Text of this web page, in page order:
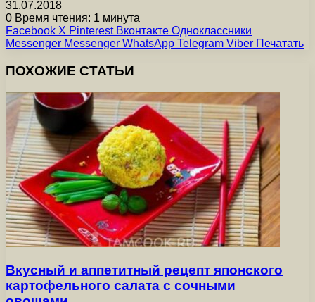
31.07.2018
0 Время чтения: 1 минута
Facebook X Pinterest Вконтакте Одноклассники
Messenger Messenger WhatsApp Telegram Viber Печатать
ПОХОЖИЕ СТАТЬИ
Вкусный и аппетитный рецепт японского
картофельного салата с сочными